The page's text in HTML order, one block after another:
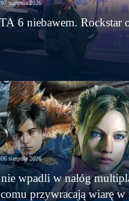
07 sierpnia 2026
6 niebawem. Rockstar
06 sierpnia 2026
wpadli w nałóg
przywracają wiarę w
wpadli w nałóg